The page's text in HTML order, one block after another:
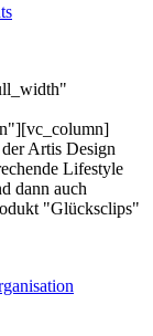
Artis Design
Lifestyle
dann auch
"Glücksclips"